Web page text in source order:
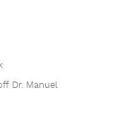
Dr. Manuel